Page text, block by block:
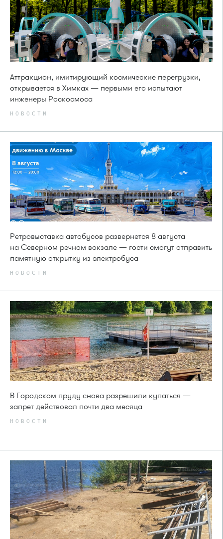
Аттракцион, имитирующий космические перегрузки,
открывается в Химках — первыми его испытают
инженеры Роскосмоса
НОВОСТИ
Ретровыставка автобусов развернется 8 августа
на Северном речном вокзале — гости смогут отправить
памятную открытку из электробуса
НОВОСТИ
В Городском пруду снова разрешили купаться —
запрет действовал почти два месяца
НОВОСТИ